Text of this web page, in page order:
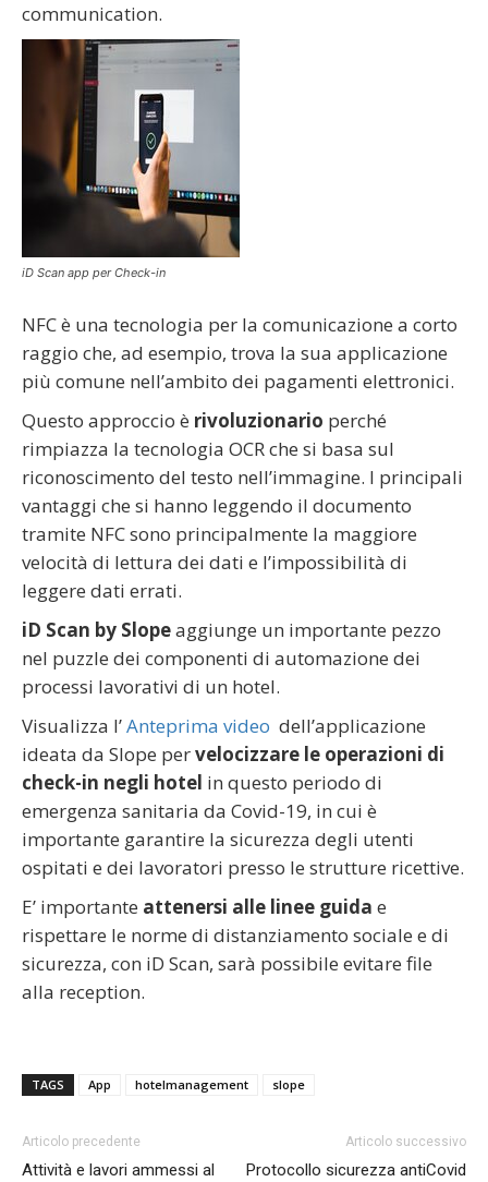
communication.
iD Scan app per Check-in
NFC è una tecnologia per la comunicazione a corto
raggio che, ad esempio, trova la sua applicazione
più comune nell’ambito dei pagamenti elettronici.
Questo approccio è rivoluzionario perché
rimpiazza la tecnologia OCR che si basa sul
riconoscimento del testo nell’immagine. I principali
vantaggi che si hanno leggendo il documento
tramite NFC sono principalmente la maggiore
velocità di lettura dei dati e l’impossibilità di
leggere dati errati.
iD Scan by Slopeaggiunge un importante pezzo
nel puzzle dei componenti di automazione dei
processi lavorativi di un hotel.
Visualizza l’Anteprima video dell’applicazione
ideata da Slope pervelocizzare le operazioni di
check-in negli hotel in questo periodo di
emergenza sanitaria da Covid-19, in cui è
importante garantire la sicurezza degli utenti
ospitati e dei lavoratori presso le strutture ricettive.
E’ importante attenersi alle linee guida e
rispettare le norme di distanziamento sociale e di
sicurezza, con iD Scan, sarà possibile evitare file
alla reception.
TAGS App hotelmanagement slope
Articolo precedente
Attività e lavori ammessi al
Articolo successivo
Protocollo sicurezza antiCovid